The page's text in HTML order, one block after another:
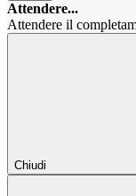
Attendere...
Attendere il
Chiudi